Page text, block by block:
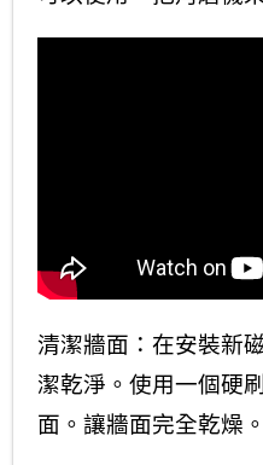
清潔牆面：在安裝新
潔乾淨。使用一個硬
面。讓牆面完全乾燥。